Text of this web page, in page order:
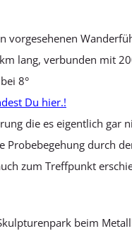
vorgesehenen
lang, verbunden mit
8°
Du hier.!
die es eigentlich gar
Probebegehung durch
zum Treffpunkt
beim